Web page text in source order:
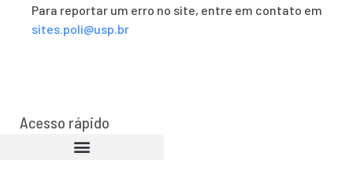
Para reportar um erro no site, entre em contato em
sites.poli@usp.br
Acesso rápido